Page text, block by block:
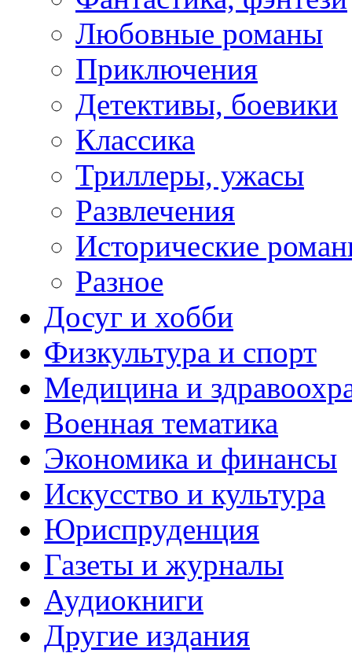
Любовные романы
Приключения
Детективы, боевики
Классика
Триллеры, ужасы
Развлечения
Исторические
Разное
Досуг и хобби
Физкультура и спорт
Медицина и
Военная тематика
Экономика и финансы
Искусство и культура
Юриспруденция
Газеты и журналы
Аудиокниги
Другие издания